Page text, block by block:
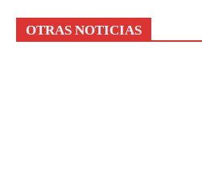
OTRAS NOTICIAS